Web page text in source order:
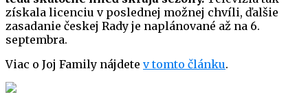
získala licenciu v poslednej možnej chvíli, ďalšie
zasadanie českej Rady je naplánované až na 6.
septembra.
Viac o Joj Family nájdete v tomto článku.